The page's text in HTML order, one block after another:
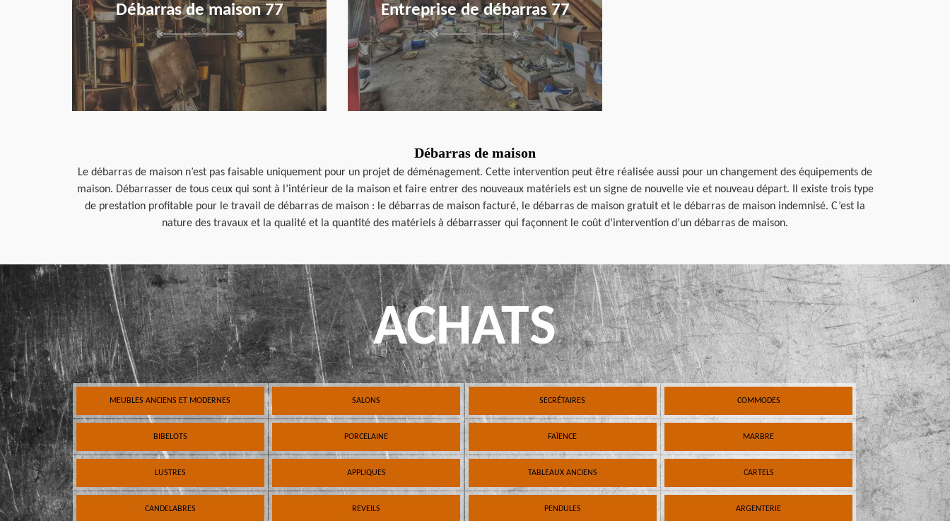
Débarras de maison 77 Entreprise de débarras 77
Débarras de maison
Le débarras de maison n’est pas faisable uniquement pour un projet de déménagement. Cette intervention peut être réalisée aussi pour un changement des équipements de
maison. Débarrasser de tous ceux qui sont à l’intérieur de la maison et faire entrer des nouveaux matériels est un signe de nouvelle vie et nouveau départ. Il existe trois type
de prestation profitable pour le travail de débarras de maison : le débarras de maison facturé, le débarras de maison gratuit et le débarras de maison indemnisé. C’est la
nature des travaux et la qualité et la quantité des matériels à débarrasser qui façonnent le coût d’intervention d’un débarras de maison.
ACHATS
MEUBLES ANCIENS ET MODERNES SALONS SECRÉTAIRES COMMODES
BIBELOTS PORCELAINE FAÏENCE MARBRE
LUSTRES APPLIQUES TABLEAUX ANCIENS CARTELS
CANDELABRES REVEILS PENDULES ARGENTERIE